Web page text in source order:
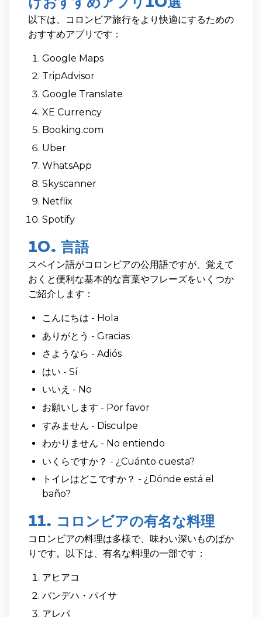
以下は、コロンビア旅行をより快適にするための
おすすめアプリです：
Google Maps
TripAdvisor
Google Translate
XE Currency
Booking.com
Uber
WhatsApp
Skyscanner
Netflix
Spotify
10. 言語
スペイン語がコロンビアの公用語ですが、覚えて
おくと便利な基本的な言葉やフレーズをいくつか
ご紹介します：
こんにちは - Hola
ありがとう - Gracias
さようなら - Adiós
はい - Sí
いいえ - No
お願いします - Por favor
すみません - Disculpe
わかりません - No entiendo
いくらですか？ - ¿Cuánto cuesta?
トイレはどこですか？ - ¿Dónde está el
baño?
11. コロンビアの有名な料理
コロンビアの料理は多様で、味わい深いものばか
りです。以下は、有名な料理の一部です：
アヒアコ
バンデハ・パイサ
アレパ